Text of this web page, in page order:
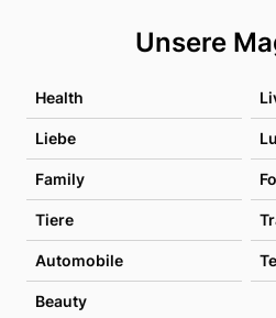
Unsere
Health
Liebe
Family
Tiere
Automobile
Beauty